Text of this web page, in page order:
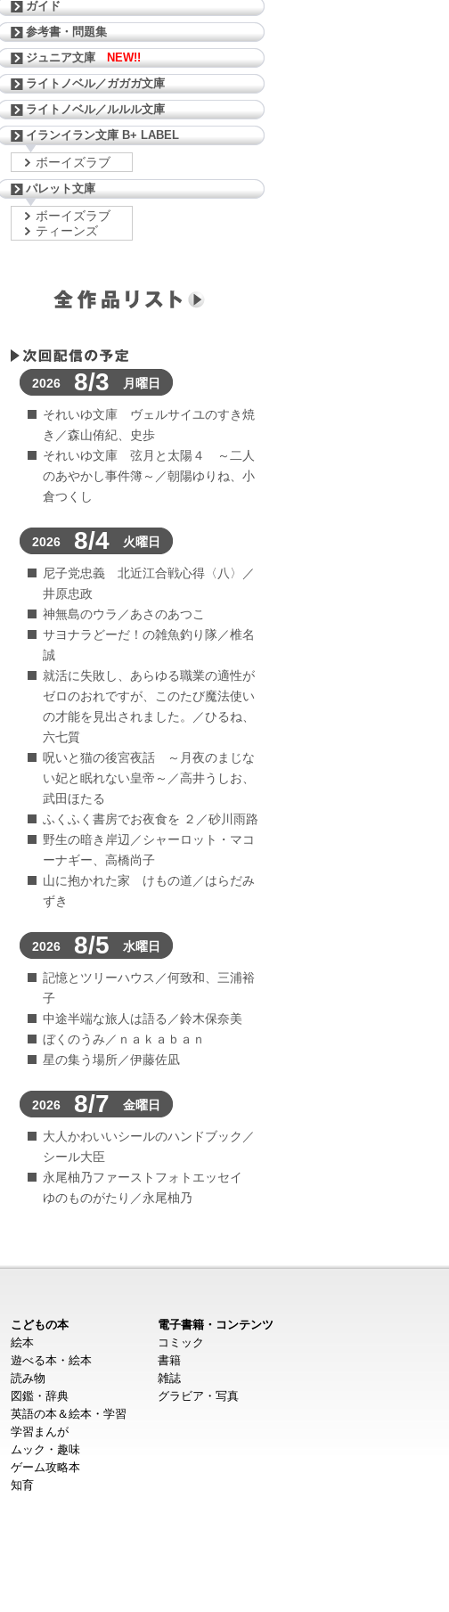
ガイド
参考書・問題集
ジュニア文庫
NEW!!
ライトノベル／ガガガ文庫
ライトノベル／ルルル文庫
イランイラン文庫 B+ LABEL
ボーイズラブ
パレット文庫
ボーイズラブ
ティーンズ
2026 8/3 月曜日
それいゆ文庫 ヴェルサイユのすき焼
き／森山侑紀、史歩
それいゆ文庫 弦月と太陽４ ～二人
のあやかし事件簿～／朝陽ゆりね、小
倉つくし
2026 8/4 火曜日
尼子党忠義 北近江合戦心得〈八〉／
井原忠政
神無島のウラ／あさのあつこ
サヨナラどーだ！の雑魚釣り隊／椎名
誠
就活に失敗し、あらゆる職業の適性が
ゼロのおれですが、このたび魔法使い
の才能を見出されました。／ひるね、
六七質
呪いと猫の後宮夜話 ～月夜のまじな
い妃と眠れない皇帝～／高井うしお、
武田ほたる
ふくふく書房でお夜食を ２／砂川雨路
野生の暗き岸辺／シャーロット・マコ
ーナギー、高橋尚子
山に抱かれた家 けもの道／はらだみ
ずき
2026 8/5 水曜日
記憶とツリーハウス／何致和、三浦裕
子
中途半端な旅人は語る／鈴木保奈美
ぼくのうみ／ｎａｋａｂａｎ
星の集う場所／伊藤佐凪
2026 8/7 金曜日
大人かわいいシールのハンドブック／
シール大臣
永尾柚乃ファーストフォトエッセイ
ゆのものがたり／永尾柚乃
こどもの本
絵本
遊べる本・絵本
読み物
図鑑・辞典
英語の本＆絵本・学習
学習まんが
ムック・趣味
ゲーム攻略本
知育
電子書籍・コンテンツ
コミック
書籍
雑誌
グラビア・写真